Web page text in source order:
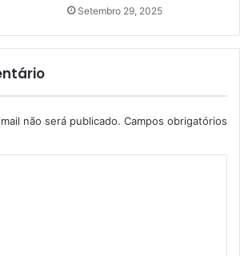
Setembro 29, 2025
não será publicado. Campos obrigatórios